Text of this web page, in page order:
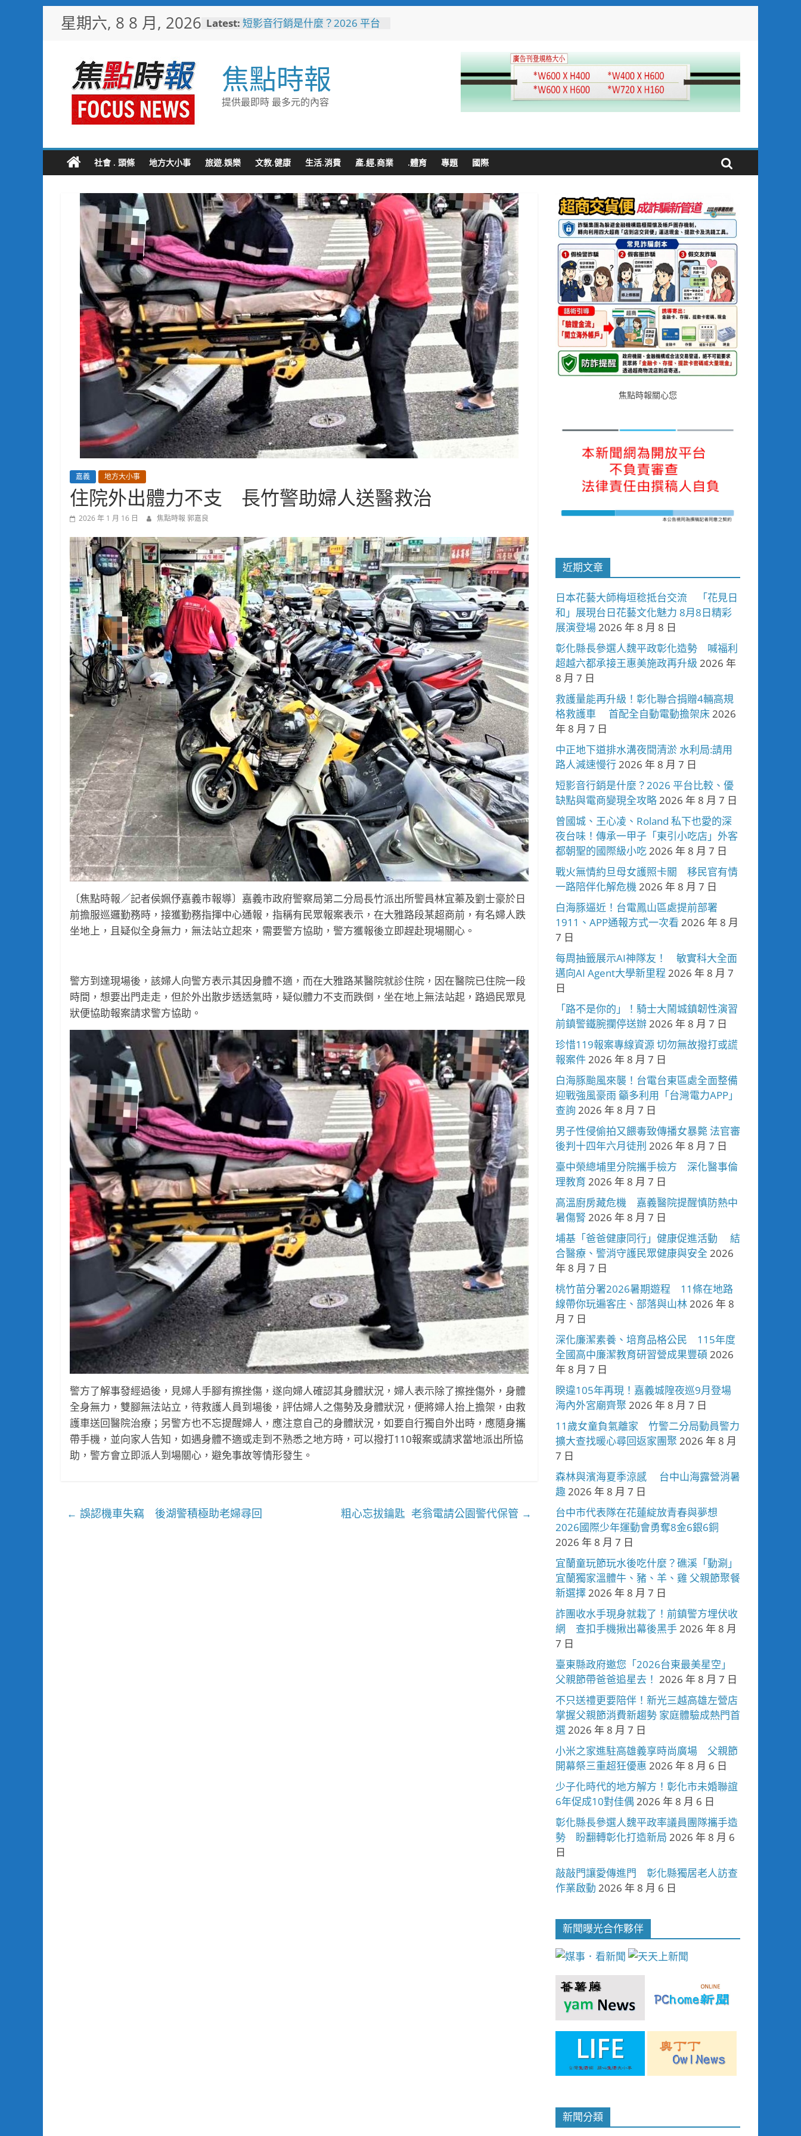
星期六, 8 8 月, 2026 Latest: 短影音行銷是什麼？2026 平台
魅力 8月8日精彩展演登場
彰化縣長參選人魏平政彰化造
勢 喊福利超越六都承接王惠美
施政再升級
中正地下道排水溝夜間清淤 水
利局:請用路人減速慢行
焦點時報
提供最即時 最多元的內容
社會 . 頭條 地方大小事 旅遊.娛樂 文教.健康 生活.消費 產.經.商業 .體育 專題 國際
嘉義 地方大小事
住院外出體力不支 長竹警助婦人送醫救治
2026 年 1 月 16 日 焦點時報 郭嘉良
〔焦點時報／記者侯姵伃嘉義市報導〕嘉義市政府警察局第二分局長竹派出所警員林宜蓁及劉士豪於日
前擔服巡邏勤務時，接獲勤務指揮中心通報，指稱有民眾報案表示，在大雅路段某超商前，有名婦人跌
坐地上，且疑似全身無力，無法站立起來，需要警方協助，警方獲報後立即趕赴現場關心。
警方到達現場後，該婦人向警方表示其因身體不適，而在大雅路某醫院就診住院，因在醫院已住院一段
時間，想要出門走走，但於外出散步透透氣時，疑似體力不支而跌倒，坐在地上無法站起，路過民眾見
狀便協助報案請求警方協助。
警方了解事發經過後，見婦人手腳有擦挫傷，遂向婦人確認其身體狀況，婦人表示除了擦挫傷外，身體
全身無力，雙腳無法站立，待救護人員到場後，評估婦人之傷勢及身體狀況，便將婦人抬上擔架，由救
護車送回醫院治療；另警方也不忘提醒婦人，應注意自己的身體狀況，如要自行獨自外出時，應隨身攜
帶手機，並向家人告知，如遇身體不適或走到不熟悉之地方時，可以撥打110報案或請求當地派出所協
助，警方會立即派人到場關心，避免事故等情形發生。
← 誤認機車失竊 後湖警積極助老婦尋回 粗心忘拔鑰匙 老翁電請公園警代保管 →
焦點時報關心您
近期文章
日本花藝大師梅垣稔抵台交流 「花見日
和」展現台日花藝文化魅力 8月8日精彩
展演登場2026 年 8 月 8 日
彰化縣長參選人魏平政彰化造勢 喊福利
超越六都承接王惠美施政再升級 2026 年
8 月 7 日
救護量能再升級！彰化聯合捐贈4輛高規
格救護車 首配全自動電動擔架床2026
年 8 月 7 日
中正地下道排水溝夜間清淤 水利局:請用
路人減速慢行2026 年 8 月 7 日
短影音行銷是什麼？2026 平台比較、優
缺點與電商變現全攻略2026 年 8 月 7 日
曾國城、王心凌、Roland 私下也愛的深
夜台味！傳承一甲子「東引小吃店」外客
都朝聖的國際級小吃2026 年 8 月 7 日
戰火無情約旦母女護照卡關 移民官有情
一路陪伴化解危機2026 年 8 月 7 日
白海豚逼近！台電鳳山區處提前部署
1911、APP通報方式一次看 2026 年 8 月
7 日
每周抽籤展示AI神隊友！ 敏實科大全面
邁向AI Agent大學新里程 2026 年 8 月 7
日
「路不是你的」！騎士大鬧城鎮韌性演習
前鎮警鐵腕攔停送辦2026 年 8 月 7 日
珍惜119報案專線資源 切勿無故撥打或謊
報案件2026 年 8 月 7 日
白海豚颱風來襲！台電台東區處全面整備
迎戰強風豪雨 籲多利用「台灣電力APP」
查詢 2026 年 8 月 7 日
男子性侵偷拍又餵毒致傳播女暴斃 法官審
後判十四年六月徒刑 2026 年 8 月 7 日
臺中榮總埔里分院攜手檢方 深化醫事倫
理教育 2026 年 8 月 7 日
高溫廚房藏危機 嘉義醫院提醒慎防熱中
暑傷腎 2026 年 8 月 7 日
埔基「爸爸健康同行」健康促進活動 結
合醫療、警消守護民眾健康與安全 2026
年 8 月 7 日
桃竹苗分署2026暑期遊程 11條在地路
線帶你玩遍客庄、部落與山林2026 年 8
月 7 日
深化廉潔素養、培育品格公民 115年度
全國高中廉潔教育研習營成果豐碩 2026
年 8 月 7 日
睽違105年再現！嘉義城隍夜巡9月登場
海內外宮廟齊聚 2026 年 8 月 7 日
11歲女童負氣離家 竹警二分局動員警力
擴大查找暖心尋回返家團聚 2026 年 8 月
7 日
森林與濱海夏季涼感 台中山海露營消暑
趣2026 年 8 月 7 日
台中市代表隊在花蓮綻放青春與夢想
2026國際少年運動會勇奪8金6銀6銅
2026 年 8 月 7 日
宜蘭童玩節玩水後吃什麼？礁溪「動涮」
宜蘭獨家溫體牛、豬、羊、雞 父親節聚餐
新選擇2026 年 8 月 7 日
詐團收水手現身就栽了！前鎮警方埋伏收
網 查扣手機揪出幕後黑手2026 年 8 月
7 日
臺東縣政府邀您「2026台東最美星空」
父親節帶爸爸追星去！ 2026 年 8 月 7 日
不只送禮更要陪伴！新光三越高雄左營店
掌握父親節消費新趨勢 家庭體驗成熱門首
選2026 年 8 月 7 日
小米之家進駐高雄義享時尚廣場 父親節
開幕祭三重超狂優惠 2026 年 8 月 6 日
少子化時代的地方解方！彰化市未婚聯誼
6年促成10對佳偶 2026 年 8 月 6 日
彰化縣長參選人魏平政率議員團隊攜手造
勢 盼翻轉彰化打造新局 2026 年 8 月 6
日
敲敲門讓愛傳進門 彰化縣獨居老人訪查
作業啟動 2026 年 8 月 6 日
新聞曝光合作夥伴
新聞分類